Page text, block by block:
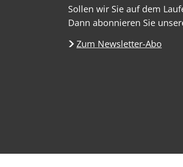
Sollen wir Sie auf dem
Dann abonnieren Sie
Zum Newsletter-Abo